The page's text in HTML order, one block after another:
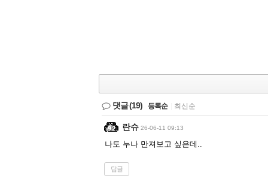
댓글(19) 등록순 최신순
란슈 26-06-11 09:13
나도 누나 만져보고 싶은데..
답글